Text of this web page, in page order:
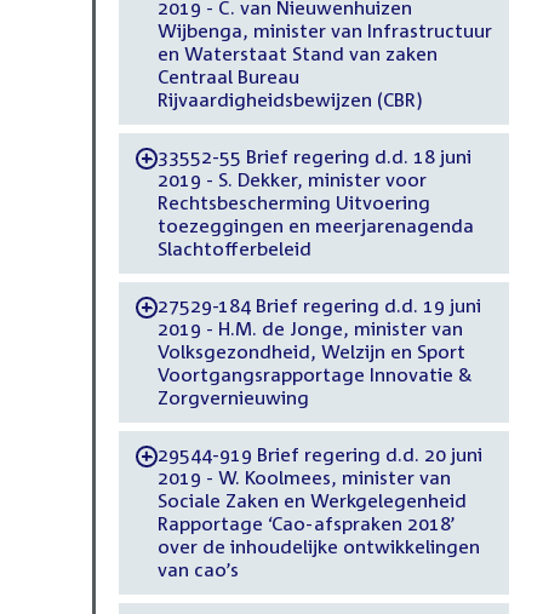
2019 - C. van Nieuwenhuizen
Wijbenga, minister van Infrastructuur
en Waterstaat Stand van zaken
Centraal Bureau
Rijvaardigheidsbewijzen (CBR)
-33552-55 Brief regering d.d. 18 juni
2019 - S. Dekker, minister voor
Rechtsbescherming Uitvoering
toezeggingen en meerjarenagenda
Slachtofferbeleid
-27529-184 Brief regering d.d. 19 juni
2019 - H.M. de Jonge, minister van
Volksgezondheid, Welzijn en Sport
Voortgangsrapportage Innovatie &
Zorgvernieuwing
-29544-919 Brief regering d.d. 20 juni
2019 - W. Koolmees, minister van
Sociale Zaken en Werkgelegenheid
Rapportage ‘Cao-afspraken 2018’
over de inhoudelijke ontwikkelingen
van cao’s